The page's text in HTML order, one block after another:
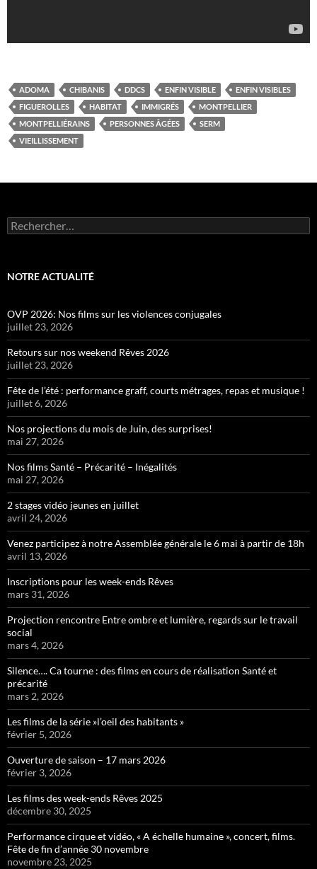
ADOMA CHIBANIS DDCS ENFIN VISIBLE
ENFIN VISIBLES
FIGUEROLLES
HABITAT IMMIGRÉS
MONTPELLIER
MONTPELLIÉRAINS
PERSONNES ÂGÉES
SERM
VIEILLISSEMENT
Rechercher :
NOTRE ACTUALITÉ
OVP 2026: Nos films sur les violences conjugales
juillet 23, 2026
Retours sur nos weekend Rêves 2026
juillet 23, 2026
Fête de l’été : performance graff, courts métrages, repas et musique !
juillet 6, 2026
Nos projections du mois de Juin, des surprises!
mai 27, 2026
Nos films Santé – Précarité – Inégalités
mai 27, 2026
2 stages vidéo jeunes en juillet
avril 24, 2026
Venez participez à notre Assemblée générale le 6 mai à partir de 18h
avril 13, 2026
Inscriptions pour les week-ends Rêves
mars 31, 2026
Projection rencontre Entre ombre et lumière, regards sur le travail
social
mars 4, 2026
Silence…. Ca tourne : des films en cours de réalisation Santé et
précarité
mars 2, 2026
Les films de la série »l’oeil des habitants »
février 5, 2026
Ouverture de saison – 17 mars 2026
février 3, 2026
Les films des week-ends Rêves 2025
décembre 30, 2025
Performance cirque et vidéo, « A échelle humaine », concert, films.
Fête de fin d’année 30 novembre
novembre 23, 2025